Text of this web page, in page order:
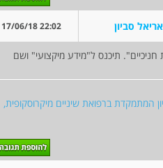
סביון 22:02 17/06/18
תיכנס ל"מידע מיקצועי" ושם
המתמקדת ברפואת שיניים מיקרוסקופית,